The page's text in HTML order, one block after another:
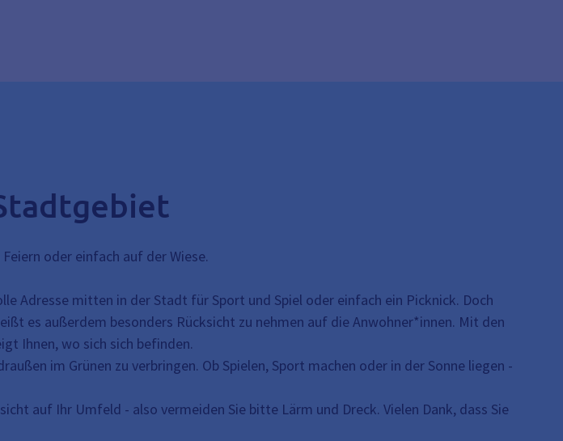
oder einfach auf der Wiese.
Adresse mitten in der Stadt für Sport und Spiel oder einfach ein Picknick. Doch
es außerdem besonders Rücksicht zu nehmen auf die Anwohner*innen. Mit den
Ihnen, wo sich sich befinden.
im Grünen zu verbringen. Ob Spielen, Sport machen oder in der Sonne liegen -
auf Ihr Umfeld - also vermeiden Sie bitte Lärm und Dreck. Vielen Dank, dass Sie